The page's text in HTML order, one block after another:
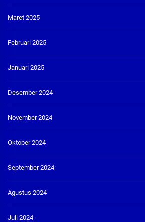
Maret 2025
Februari 2025
Januari 2025
Desember 2024
November 2024
Oktober 2024
September 2024
Agustus 2024
Juli 2024